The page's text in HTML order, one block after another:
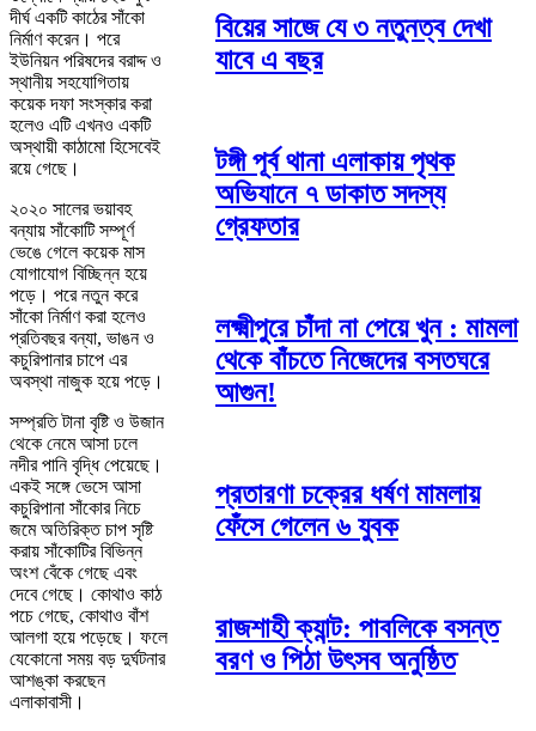
দীর্ঘ একটি কাঠের সাঁকো
নির্মাণ করেন। পরে
ইউনিয়ন পরিষদের বরাদ্দ ও
স্থানীয় সহযোগিতায়
কয়েক দফা সংস্কার করা
হলেও এটি এখনও একটি
অস্থায়ী কাঠামো হিসেবেই
রয়ে গেছে।
২০২০ সালের ভয়াবহ
বন্যায় সাঁকোটি সম্পূর্ণ
ভেঙে গেলে কয়েক মাস
যোগাযোগ বিচ্ছিন্ন হয়ে
পড়ে। পরে নতুন করে
সাঁকো নির্মাণ করা হলেও
প্রতিবছর বন্যা, ভাঙন ও
কচুরিপানার চাপে এর
অবস্থা নাজুক হয়ে পড়ে।
সম্প্রতি টানা বৃষ্টি ও উজান
থেকে নেমে আসা ঢলে
নদীর পানি বৃদ্ধি পেয়েছে।
একই সঙ্গে ভেসে আসা
কচুরিপানা সাঁকোর নিচে
জমে অতিরিক্ত চাপ সৃষ্টি
করায় সাঁকোটির বিভিন্ন
অংশ বেঁকে গেছে এবং
দেবে গেছে। কোথাও কাঠ
পচে গেছে, কোথাও বাঁশ
আলগা হয়ে পড়েছে। ফলে
যেকোনো সময় বড় দুর্ঘটনার
আশঙ্কা করছেন
এলাকাবাসী।
বিয়ের সাজে যে ৩ নতুনত্ব দেখা
যাবে এ বছর
টঙ্গী পূর্ব থানা এলাকায় পৃথক
অভিযানে ৭ ডাকাত সদস্য
গ্রেফতার
লক্ষ্মীপুরে চাঁদা না পেয়ে খুন : মামলা
থেকে বাঁচতে নিজেদের বসতঘরে
আগুন!
প্রতারণা চক্রের ধর্ষণ মামলায়
ফেঁসে গেলেন ৬ যুবক
রাজশাহী ক্যান্ট: পাবলিকে বসন্ত
বরণ ও পিঠা উৎসব অনুষ্ঠিত